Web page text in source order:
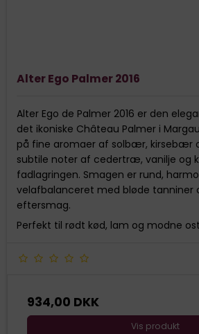
Alter Ego Palmer 2016
Alter Ego de Palmer 2016 er den
det ikoniske Château Palmer i
på fine aromaer af solbær, kirsebær
subtile noter af cedertræ, vanilje og
fadlagringen. Smagen er rund,
velafbalanceret med bløde tanniner
eftersmag.
Perfekt til rødt kød, lam og modne
934,00 DKK
Vis produkt